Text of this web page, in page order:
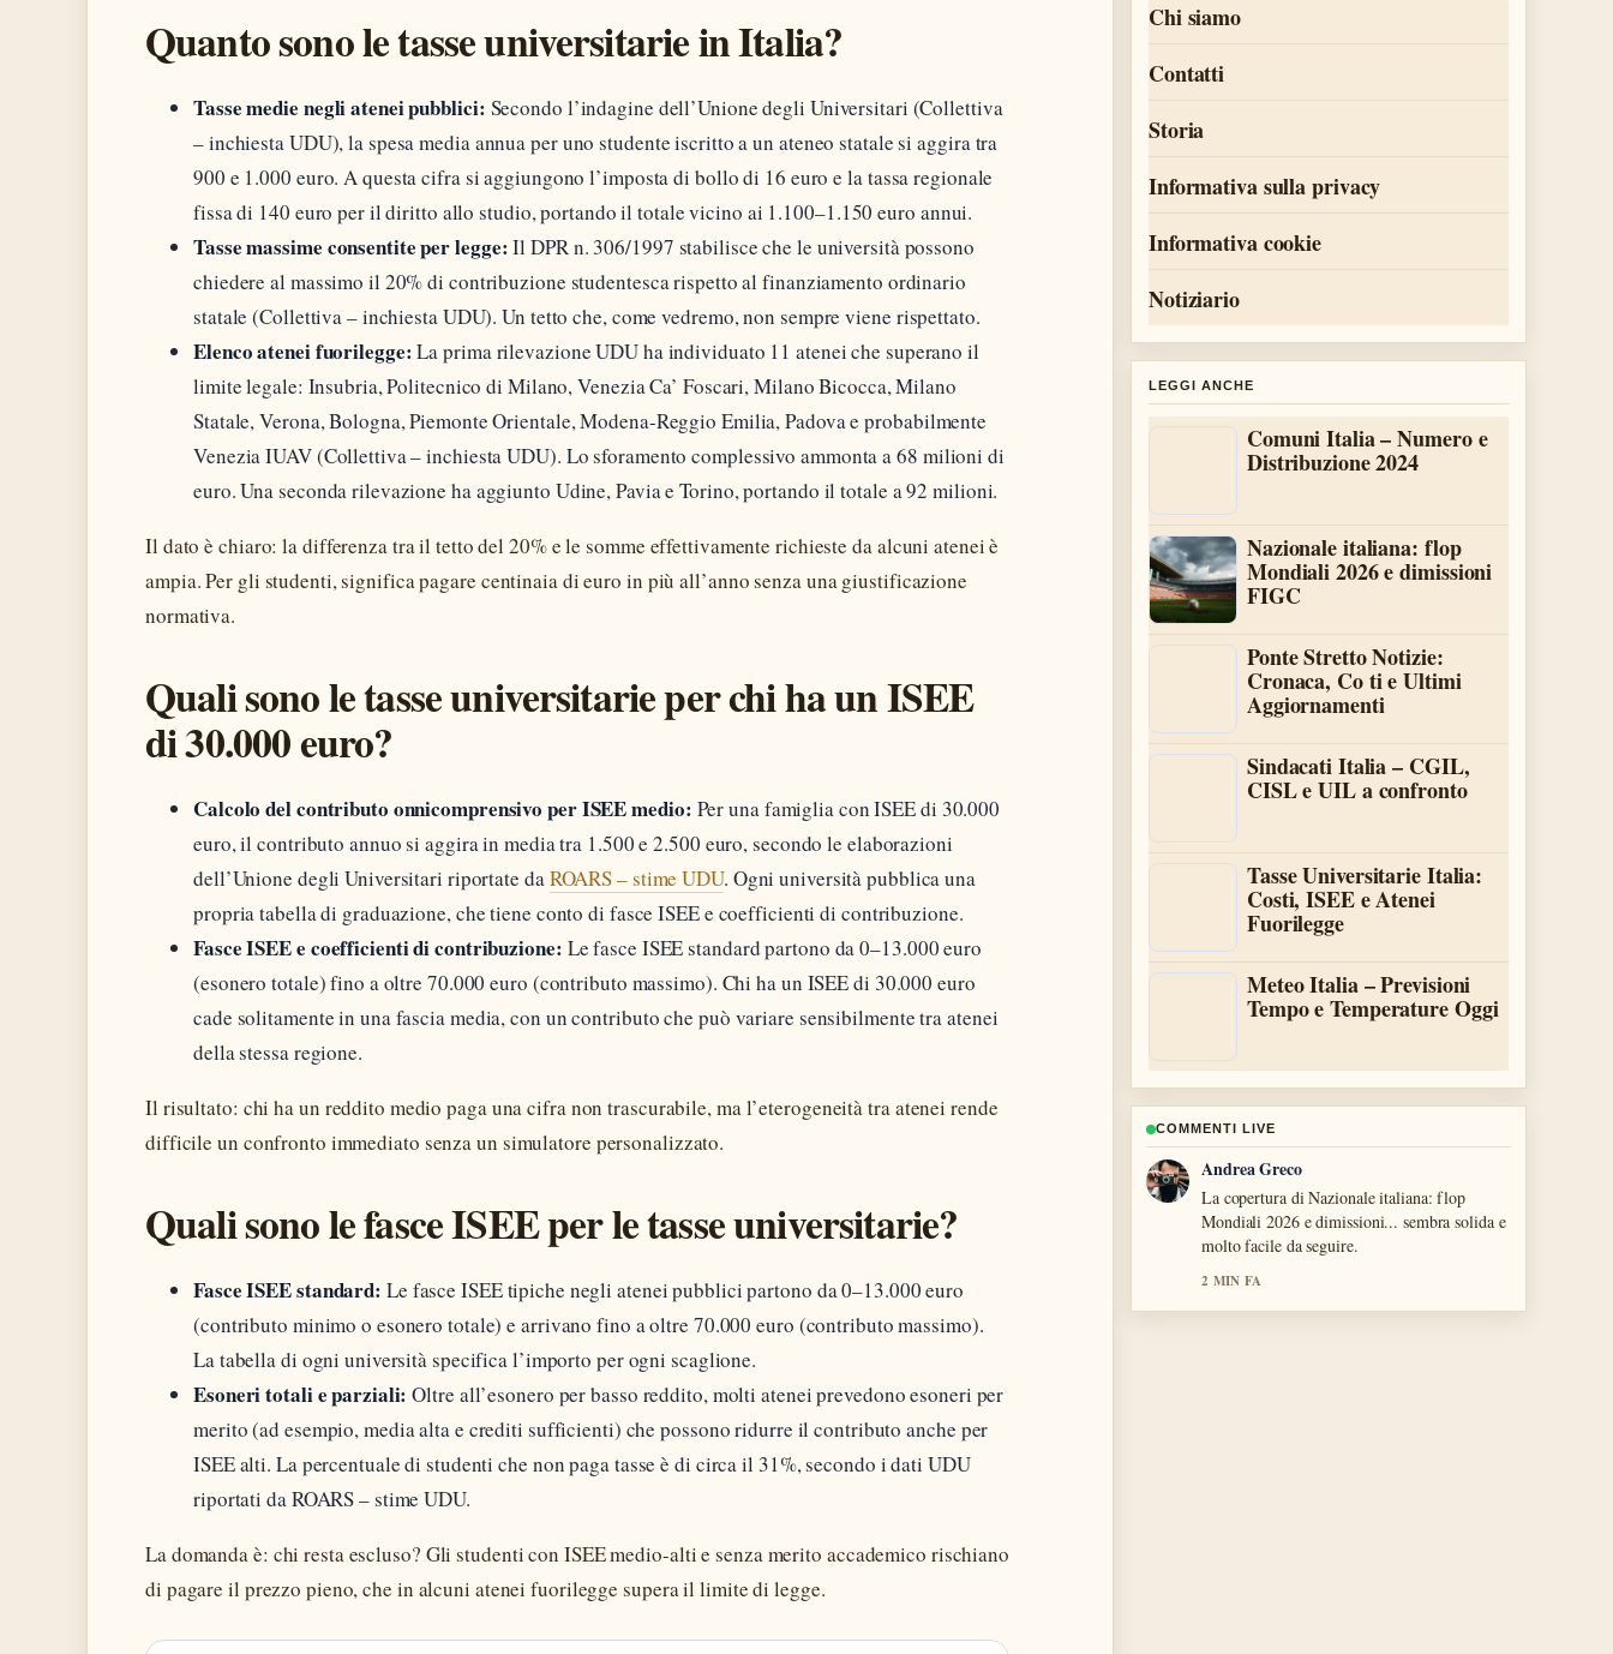
Quanto sono le tasse universitarie in Italia?
Tasse medie negli atenei pubblici: Secondo l’indagine dell’Unione degli Universitari (Collettiva
– inchiesta UDU), la spesa media annua per uno studente iscritto a un ateneo statale si aggira tra
900 e 1.000 euro. A questa cifra si aggiungono l’imposta di bollo di 16 euro e la tassa regionale
fissa di 140 euro per il diritto allo studio, portando il totale vicino ai 1.100–1.150 euro annui.
Tasse massime consentite per legge:Il DPR n. 306/1997 stabilisce che le università possono
chiedere al massimo il 20% di contribuzione studentesca rispetto al finanziamento ordinario
statale (Collettiva – inchiesta UDU). Un tetto che, come vedremo, non sempre viene rispettato.
Elenco atenei fuorilegge:La prima rilevazione UDU ha individuato 11 atenei che superano il
limite legale: Insubria, Politecnico di Milano, Venezia Ca’ Foscari, Milano Bicocca, Milano
Statale, Verona, Bologna, Piemonte Orientale, Modena-Reggio Emilia, Padova e probabilmente
Venezia IUAV (Collettiva – inchiesta UDU). Lo sforamento complessivo ammonta a 68 milioni di
euro. Una seconda rilevazione ha aggiunto Udine, Pavia e Torino, portando il totale a 92 milioni.
Il dato è chiaro: la differenza tra il tetto del 20% e le somme effettivamente richieste da alcuni atenei è
ampia. Per gli studenti, significa pagare centinaia di euro in più all’anno senza una giustificazione
normativa.
Quali sono le tasse universitarie per chi ha un ISEE
di 30.000 euro?
Calcolo del contributo onnicomprensivo per ISEE medio: Per una famiglia con ISEE di 30.000
euro, il contributo annuo si aggira in media tra 1.500 e 2.500 euro, secondo le elaborazioni
dell’Unione degli Universitari riportate daROARS – stime UDU. Ogni università pubblica una
propria tabella di graduazione, che tiene conto di fasce ISEE e coefficienti di contribuzione.
Fasce ISEE e coefficienti di contribuzione: Le fasce ISEE standard partono da 0–13.000 euro
(esonero totale) fino a oltre 70.000 euro (contributo massimo). Chi ha un ISEE di 30.000 euro
cade solitamente in una fascia media, con un contributo che può variare sensibilmente tra atenei
della stessa regione.
Il risultato: chi ha un reddito medio paga una cifra non trascurabile, ma l’eterogeneità tra atenei rende
difficile un confronto immediato senza un simulatore personalizzato.
Quali sono le fasce ISEE per le tasse universitarie?
Fasce ISEE standard: Le fasce ISEE tipiche negli atenei pubblici partono da 0–13.000 euro
(contributo minimo o esonero totale) e arrivano fino a oltre 70.000 euro (contributo massimo).
La tabella di ogni università specifica l’importo per ogni scaglione.
Esoneri totali e parziali: Oltre all’esonero per basso reddito, molti atenei prevedono esoneri per
merito (ad esempio, media alta e crediti sufficienti) che possono ridurre il contributo anche per
ISEE alti. La percentuale di studenti che non paga tasse è di circa il 31%, secondo i dati UDU
riportati da ROARS – stime UDU.
La domanda è: chi resta escluso? Gli studenti con ISEE medio-alti e senza merito accademico rischiano
di pagare il prezzo pieno, che in alcuni atenei fuorilegge supera il limite di legge.
Chi siamo
Contatti
Storia
Informativa sulla privacy
Informativa cookie
Notiziario
LEGGI ANCHE
Comuni Italia – Numero e
Distribuzione 2024
Nazionale italiana: flop
Mondiali 2026 e dimissioni
FIGC
Ponte Stretto Notizie:
Cronaca, Co ti e Ultimi
Aggiornamenti
Sindacati Italia – CGIL,
CISL e UIL a confronto
Tasse Universitarie Italia:
Costi, ISEE e Atenei
Fuorilegge
Meteo Italia – Previsioni
Tempo e Temperature Oggi
COMMENTI LIVE
Sara Moretti
Ottimo lavoro di verifica intorno a Migliori
tennisti italiani: classifica, record e
curiosità.... Piu testate dovrebbero scrivere